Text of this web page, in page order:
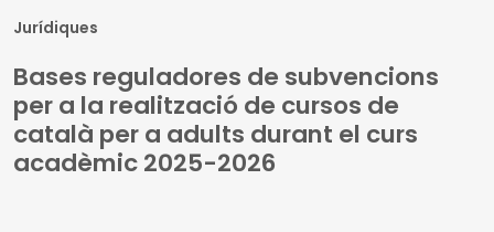
Jurídiques
Bases reguladores de subvencions
per a la realització de cursos de
català per a adults durant el curs
acadèmic 2025-2026